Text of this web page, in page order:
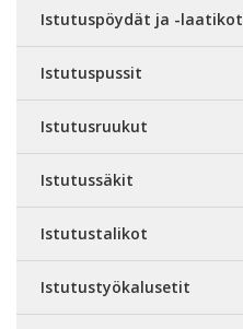
Istutuspöydät ja -laatikot
Istutuspussit
Istutusruukut
Istutussäkit
Istutustalikot
Istutustyökalusetit